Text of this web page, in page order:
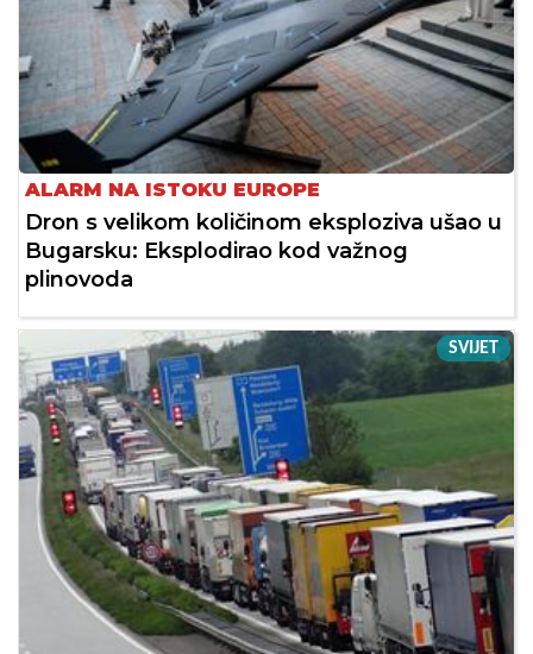
ALARM NA ISTOKU EUROPE
Dron s velikom količinom eksploziva ušao u
Bugarsku: Eksplodirao kod važnog
plinovoda
SVIJET